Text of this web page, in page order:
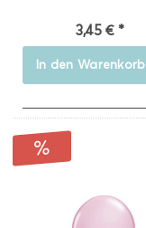
3,45 € *
In den Warenkorb